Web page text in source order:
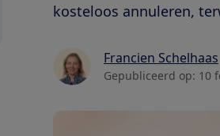
kosteloos annuleren,
Francien Schelhaas
Gepubliceerd op: 10